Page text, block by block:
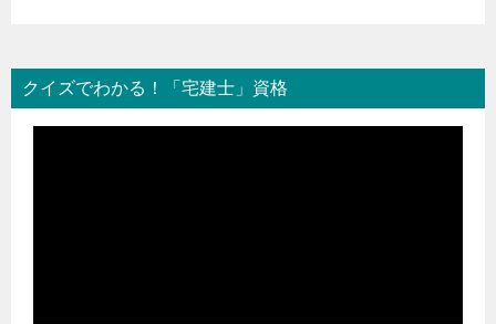
クイズでわかる！「宅建士」資格